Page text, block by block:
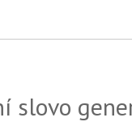
slovo